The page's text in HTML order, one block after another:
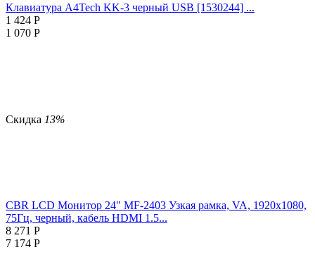
Клавиатура A4Tech KK-3 черный USB [1530244] ...
1 424 Р
1 070 Р
Скидка 13%
CBR LCD Монитор 24" MF-2403 Узкая рамка, VA, 1920x1080,
75Гц, черный, кабель HDMI 1.5...
8 271 Р
7 174 Р